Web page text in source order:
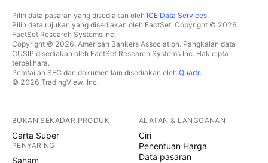
Pilih data pasaran yang disediakan oleh ICE Data Services.
Pilih data rujukan yang disediakan oleh FactSet. Copyright © 2026
FactSet Research Systems Inc.
Copyright © 2026, American Bankers Association. Pangkalan data
CUSIP disediakan oleh FactSet Research Systems Inc. Hak cipta
terpelihara.
Pemfailan SEC dan dokumen lain disediakan oleh Quartr.
© 2026 TradingView, Inc.
BUKAN SEKADAR PRODUK
Carta Super
PENYARING
Saham
ALATAN & LANGGANAN
Ciri
Penentuan Harga
Data pasaran